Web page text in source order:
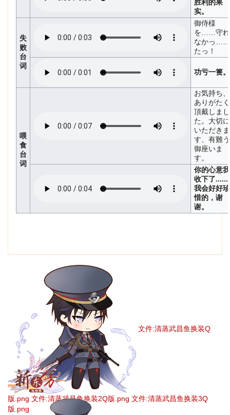
胜利的果
实。
失
败
台
词
御侍様
を……守れ
なかっ……
たっ！
功亏一篑。
喂
食
台
词
お気持ち、
ありがたく
頂戴しまし
た。大切に
いただきま
す、有難う
御座いま
す。
你的心意我
收下了......
我会好好珍
惜的，谢
谢。
文件:清蒸武昌鱼换装Q
版.png 文件:清蒸武昌鱼换装2Q版.png 文件:清蒸武昌鱼换装3Q
版.png